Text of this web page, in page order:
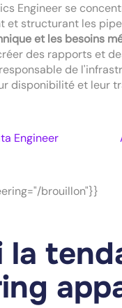
Engineer se
et structurant les
et les besoins
des rapports et
de
disponibilité et leur
Engineer
brouillon"}}
la